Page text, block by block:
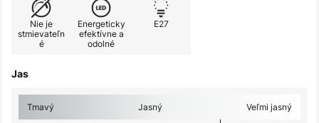
Nie je
stmievateľn
é
Energeticky
efektívne a
odolné
E27
Jas
Tmavý Jasný Veľmi jasný